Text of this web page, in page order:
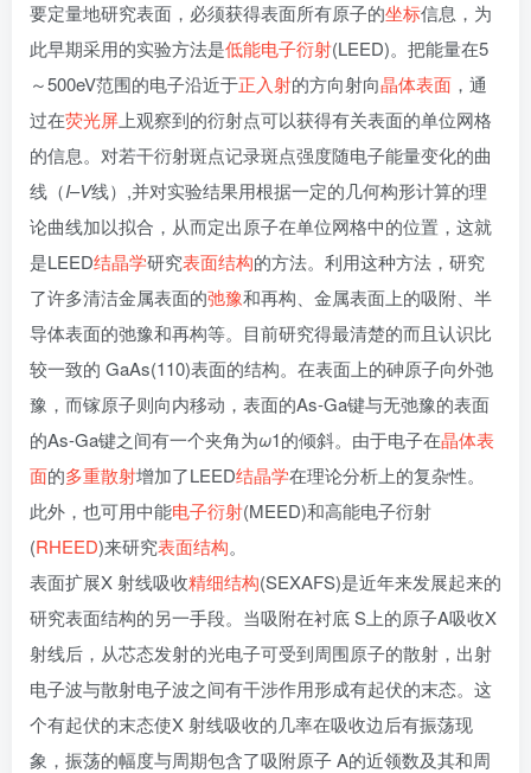
要定量地研究表面，必须获得表面所有原子的坐标信息，为
此早期采用的实验方法是低能电子衍射(LEED)。把能量在5
～500eV范围的电子沿近于正入射的方向射向晶体表面 ，通
过在荧光屏 上观察到的衍射点可以获得有关表面的单位网格
的信息。对若干衍射斑点记录斑点强度随电子能量变化的曲
线（I–V线）,并对实验结果用根据一定的几何构形计算的理
论曲线加以拟合，从而定出原子在单位网格中的位置，这就
是LEED结晶学研究表面结构的方法。利用这种方法，研究
了许多清洁金属表面的弛豫和再构、金属表面上的吸附、半
导体表面的弛豫和再构等。目前研究得最清楚的而且认识比
较一致的 GaAs(110)表面的结构。在表面上的砷原子向外弛
豫，而镓原子则向内移动，表面的As-Ga键与无弛豫的表面
的As-Ga键之间有一个夹角为ω1的倾斜。由于电子在晶体表
面的多重散射增加了LEED结晶学在理论分析上的复杂性。
此外，也可用中能电子衍射(MEED)和高能电子衍射
(RHEED)来研究表面结构。
表面扩展X 射线吸收精细结构(SEXAFS)是近年来发展起来的
研究表面结构的另一手段。当吸附在衬底 S上的原子A吸收X
射线后，从芯态发射的光电子可受到周围原子的散射，出射
电子波与散射电子波之间有干涉作用形成有起伏的末态。这
个有起伏的末态使X 射线吸收的几率在吸收边后有振荡现
象，振荡的幅度与周期包含了吸附原子 A的近领数及其和周